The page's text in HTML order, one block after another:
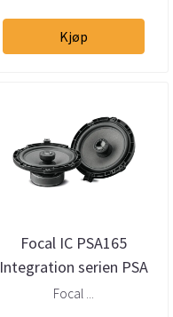
Kjøp
Focal IC PSA165
Integration serien PSA
165mm
Focal ...